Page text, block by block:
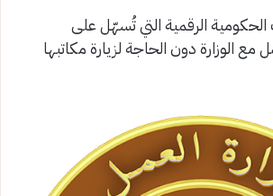
الرقمية التي تُسهّل على
الوزارة دون الحاجة لزيارة مكاتبها